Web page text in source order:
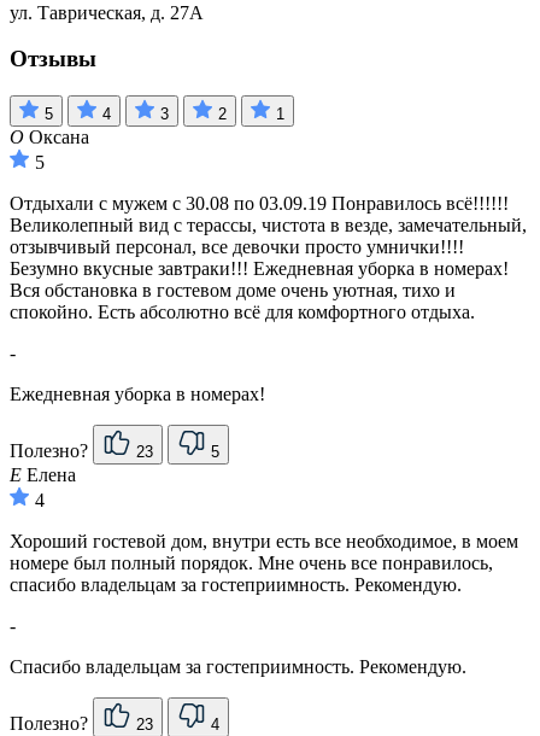
ул. Таврическая, д. 27А
Отзывы
5 4 3 2 1
О Оксана
5
Отдыхали с мужем с 30.08 по 03.09.19 Понравилось всё!!!!!!
Великолепный вид с терассы, чистота в везде, замечательный,
отзывчивый персонал, все девочки просто умнички!!!!
Безумно вкусные завтраки!!! Ежедневная уборка в номерах!
Вся обстановка в гостевом доме очень уютная, тихо и
спокойно. Есть абсолютно всё для комфортного отдыха.
-
Ежедневная уборка в номерах!
Полезно? 23 5
Е Елена
4
Хороший гостевой дом, внутри есть все необходимое, в моем
номере был полный порядок. Мне очень все понравилось,
спасибо владельцам за гостеприимность. Рекомендую.
-
Спасибо владельцам за гостеприимность. Рекомендую.
Полезно? 23 4